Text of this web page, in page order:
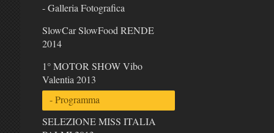
- Galleria Fotografica
SlowCar SlowFood RENDE
2014
1° MOTOR SHOW Vibo
Valentia 2013
- Programma
SELEZIONE MISS ITALIA